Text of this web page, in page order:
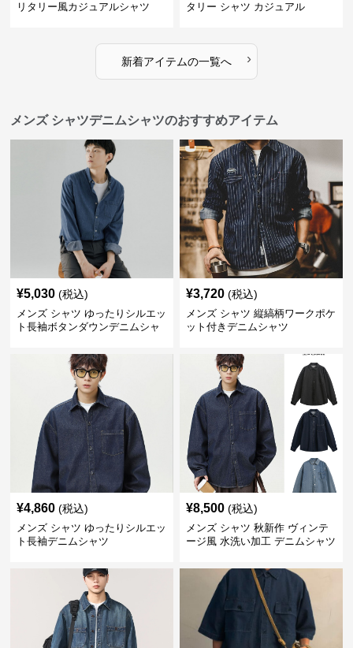
リタリー風カジュアルシャツ
タリー シャツ カジュアル
新着アイテムの一覧へ ›
メンズ シャツデニムシャツのおすすめアイテム
¥5,030 (税込)
メンズ シャツ ゆったりシルエッ
ト長袖ボタンダウンデニムシャ
¥3,720 (税込)
メンズ シャツ 縦縞柄ワークポケ
ット付きデニムシャツ
¥4,860 (税込)
メンズ シャツ ゆったりシルエッ
ト長袖デニムシャツ
¥8,500 (税込)
メンズ シャツ 秋新作 ヴィンテ
ージ風 水洗い加工 デニムシャツ